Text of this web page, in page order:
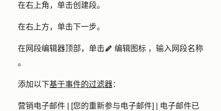
在右上角，单击创建段。
在右上方，单击下一步。
在网段编辑器顶部，单击edit 编辑图标 ，输入网段名称
。
添加以下基于事件的过滤器：
营销电子邮件 | [您的重新参与电子邮件] | 电子邮件已